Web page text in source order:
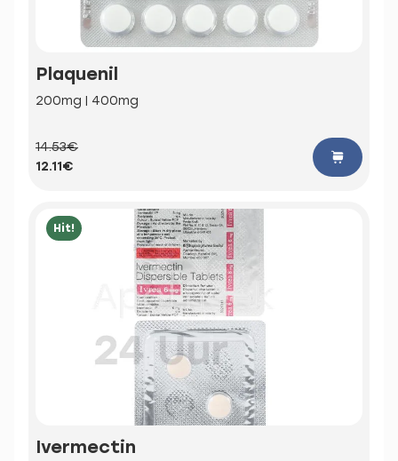
Plaquenil
200mg | 400mg
14.53€
12.11€
Hit!
Ivermectin